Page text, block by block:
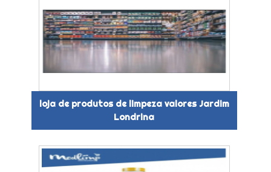
loja de produtos de limpeza valores Jardim
Londrina